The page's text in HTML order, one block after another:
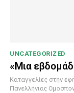
UNCATEGORIZED
«Μια
Καταγγελίες στην
Πανελλήνιας